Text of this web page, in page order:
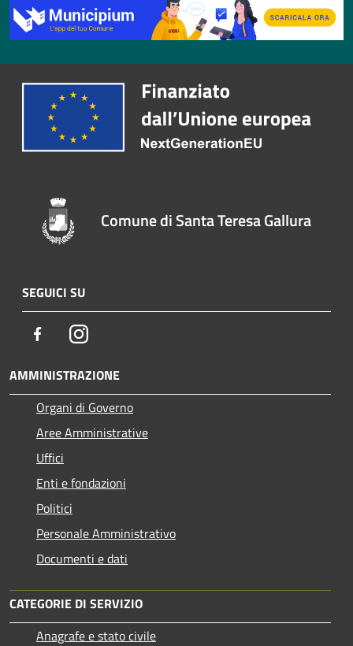
Comune di Santa Teresa Gallura
SEGUICI SU
FacebookInstagram
AMMINISTRAZIONE
Organi di Governo
Aree Amministrative
Uffici
Enti e fondazioni
Politici
Personale Amministrativo
Documenti e dati
CATEGORIE DI SERVIZIO
Anagrafe e stato civile